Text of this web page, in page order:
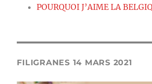
POURQUOI J’AIME LA
FILIGRANES 14 MARS 2021